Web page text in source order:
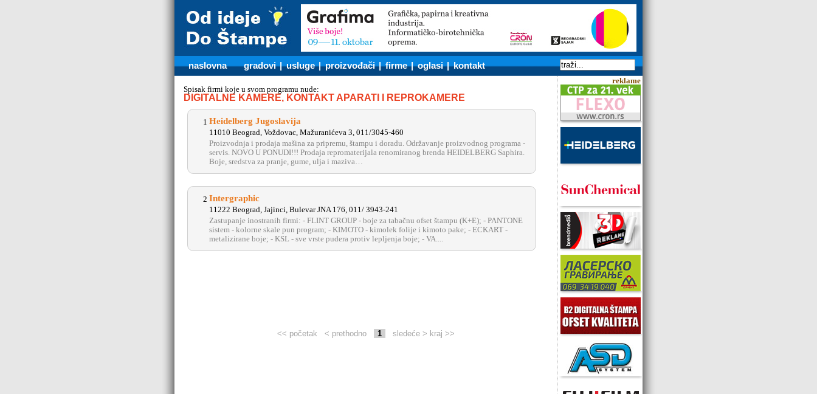
naslovna gradovi |usluge |proizvođači |firme |oglasi |kontakt
Spisak firmi koje u svom programu nude:
DIGITALNE KAMERE, KONTAKT APARATI I REPROKAMERE
1 Heidelberg Jugoslavija
11010 Beograd, Voždovac, Mažuranićeva 3, 011/3045-460
Proizvodnja i prodaja mašina za pripremu, štampu i doradu. Održavanje proizvodnog programa -
servis. NOVO U PONUDI!!! Prodaja repromaterijala renomiranog brenda HEIDELBERG Saphira.
Boje, sredstva za pranje, gume, ulja i maziva…
2 Intergraphic
11222 Beograd, Jajinci, Bulevar JNA 176, 011/ 3943-241
Zastupanje inostranih firmi: - FLINT GROUP - boje za tabačnu ofset štampu (K+E); - PANTONE
sistem - kolorne skale pun program; - KIMOTO - kimolek folije i kimoto pake; - ECKART -
metalizirane boje; - KSL - sve vrste pudera protiv lepljenja boje; - VA....
<< početak < prethodno 1 sledeće > kraj >>
reklame